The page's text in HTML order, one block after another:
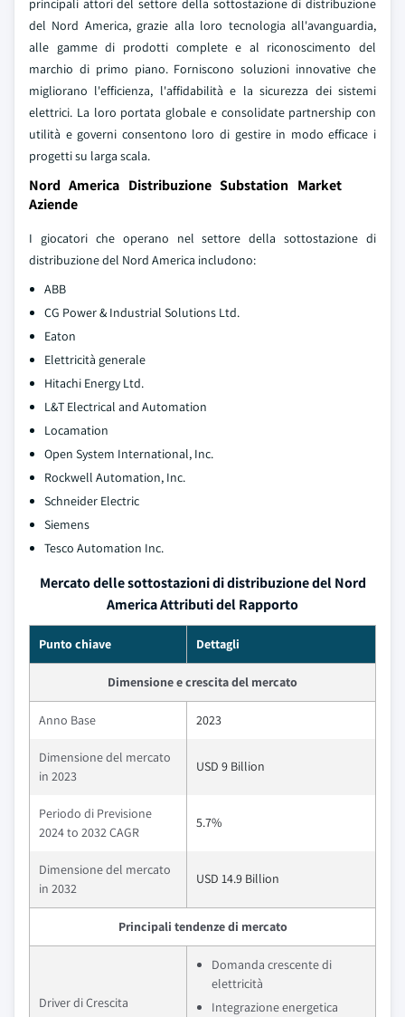
principali attori del settore della sottostazione di distribuzione
del Nord America, grazie alla loro tecnologia all'avanguardia,
alle gamme di prodotti complete e al riconoscimento del
marchio di primo piano. Forniscono soluzioni innovative che
migliorano l'efficienza, l'affidabilità e la sicurezza dei sistemi
elettrici. La loro portata globale e consolidate partnership con
utilità e governi consentono loro di gestire in modo efficace i
progetti su larga scala.
Nord America Distribuzione Substation Market
Aziende
I giocatori che operano nel settore della sottostazione di
distribuzione del Nord America includono:
ABB
CG Power & Industrial Solutions Ltd.
Eaton
Elettricità generale
Hitachi Energy Ltd.
L&T Electrical and Automation
Locamation
Open System International, Inc.
Rockwell Automation, Inc.
Schneider Electric
Siemens
Tesco Automation Inc.
Mercato delle sottostazioni di distribuzione del Nord
America Attributi del Rapporto
Punto chiave Dettagli
Dimensione e crescita del mercato
Anno Base 2023
Dimensione del mercato
in 2023
USD 9 Billion
Periodo di Previsione
2024 to 2032 CAGR
5.7%
Dimensione del mercato
in 2032
USD 14.9 Billion
Principali tendenze di mercato
Driver di Crescita
Domanda crescente di
elettricità
Integrazione energetica